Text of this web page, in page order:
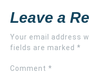
Leave a
Your email address
fields are marked *
Comment *